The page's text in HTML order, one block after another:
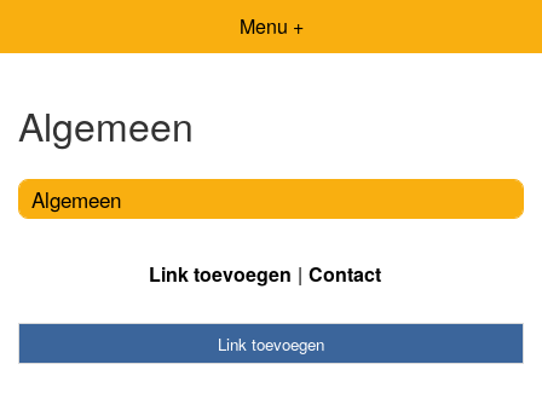
Menu +
Algemeen
Algemeen
Link toevoegen Contact
Link toevoegen